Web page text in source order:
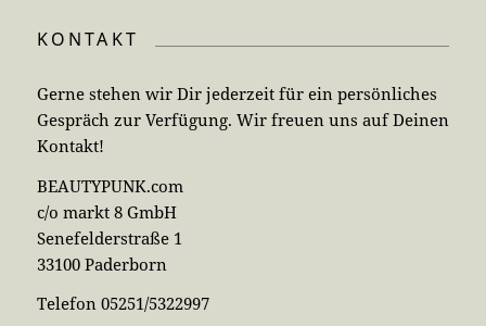
KONTAKT
Gerne stehen wir Dir jederzeit für ein persönliches
Gespräch zur Verfügung. Wir freuen uns auf Deinen
Kontakt!
BEAUTYPUNK.com
c/o markt 8 GmbH
Senefelderstraße 1
33100 Paderborn
Telefon 05251/5322997